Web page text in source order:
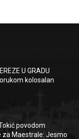
U GRADU
kolosalan
povodom
za Maestrale: Jesmo